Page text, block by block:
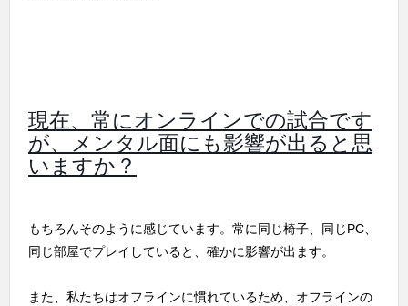
現在、常にオンラインでの試合です
が、メンタル面にも影響が出ると思
いますか？
もちろんそのように感じています。常に同じ椅子、同じPC、
同じ部屋でプレイしていると、確かに影響が出ます。
また、私たちはオフラインに慣れているため、オフラインの